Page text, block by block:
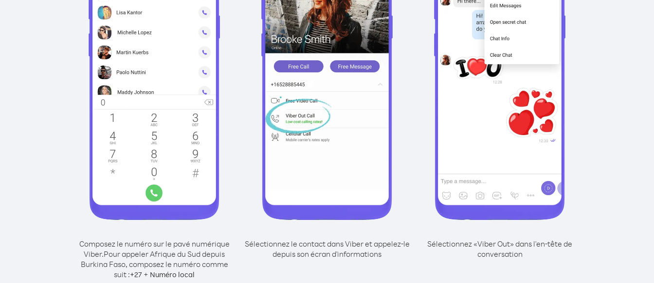
Composez le numéro sur le pavé numérique
Viber.Pour appeler Afrique du Sud depuis
Burkina Faso, composez le numéro comme
suit :+27 + Numéro local
Sélectionnez le contact dans Viber et appelez-le
depuis son écran d'informations
Sélectionnez «Viber Out» dans l'en-tête de
conversation